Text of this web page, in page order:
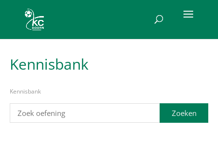
Kennisbank
Kennisbank